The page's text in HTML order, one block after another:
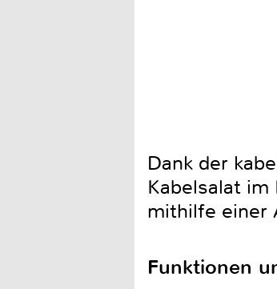
Dank der
Kabelsalat
mithilfe einer
Funktionen